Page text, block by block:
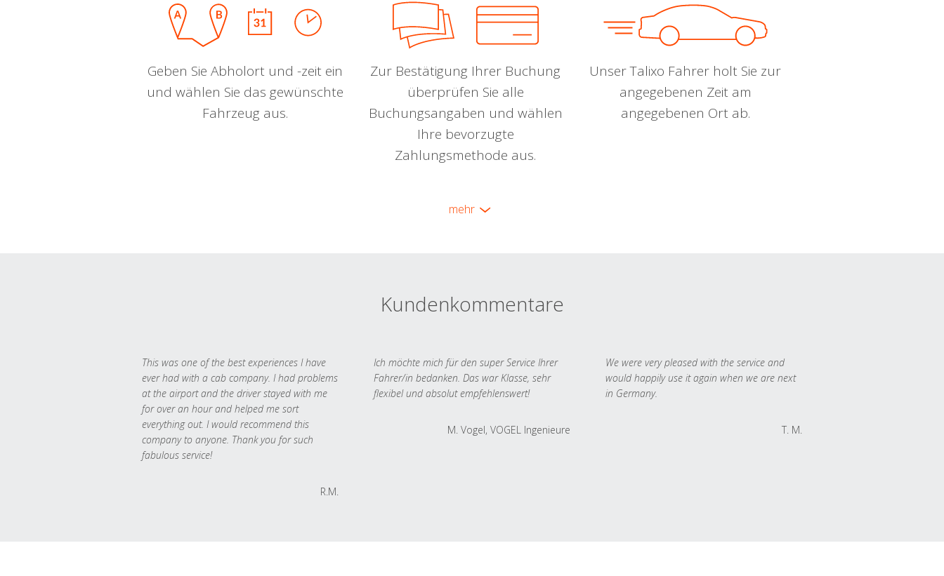
Geben Sie Abholort und -zeit ein
und wählen Sie das gewünschte
Fahrzeug aus.
Zur Bestätigung Ihrer Buchung
überprüfen Sie alle
Buchungsangaben und wählen
Ihre bevorzugte
Zahlungsmethode aus.
Unser Talixo Fahrer holt Sie zur
angegebenen Zeit am
angegebenen Ort ab.
mehr
Kundenkommentare
This was one of the best experiences I have
ever had with a cab company. I had problems
at the airport and the driver stayed with me
for over an hour and helped me sort
everything out. I would recommend this
company to anyone. Thank you for such
fabulous service!
R.M.
Ich möchte mich für den super Service Ihrer
Fahrer/in bedanken. Das war Klasse, sehr
flexibel und absolut empfehlenswert!
M. Vogel, VOGEL Ingenieure
We were very pleased with the service and
would happily use it again when we are next
in Germany.
T. M.